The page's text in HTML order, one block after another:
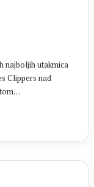
najboljih utakmica
Clippers nad